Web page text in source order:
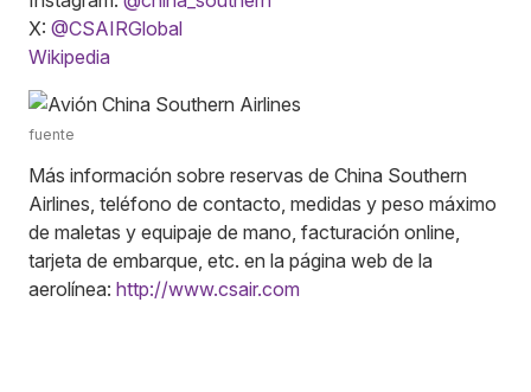
X: @CSAIRGlobal
Wikipedia
fuente
Más información sobre reservas de China Southern
Airlines, teléfono de contacto, medidas y peso máximo
de maletas y equipaje de mano, facturación online,
tarjeta de embarque, etc. en la página web de la
aerolínea: http://www.csair.com